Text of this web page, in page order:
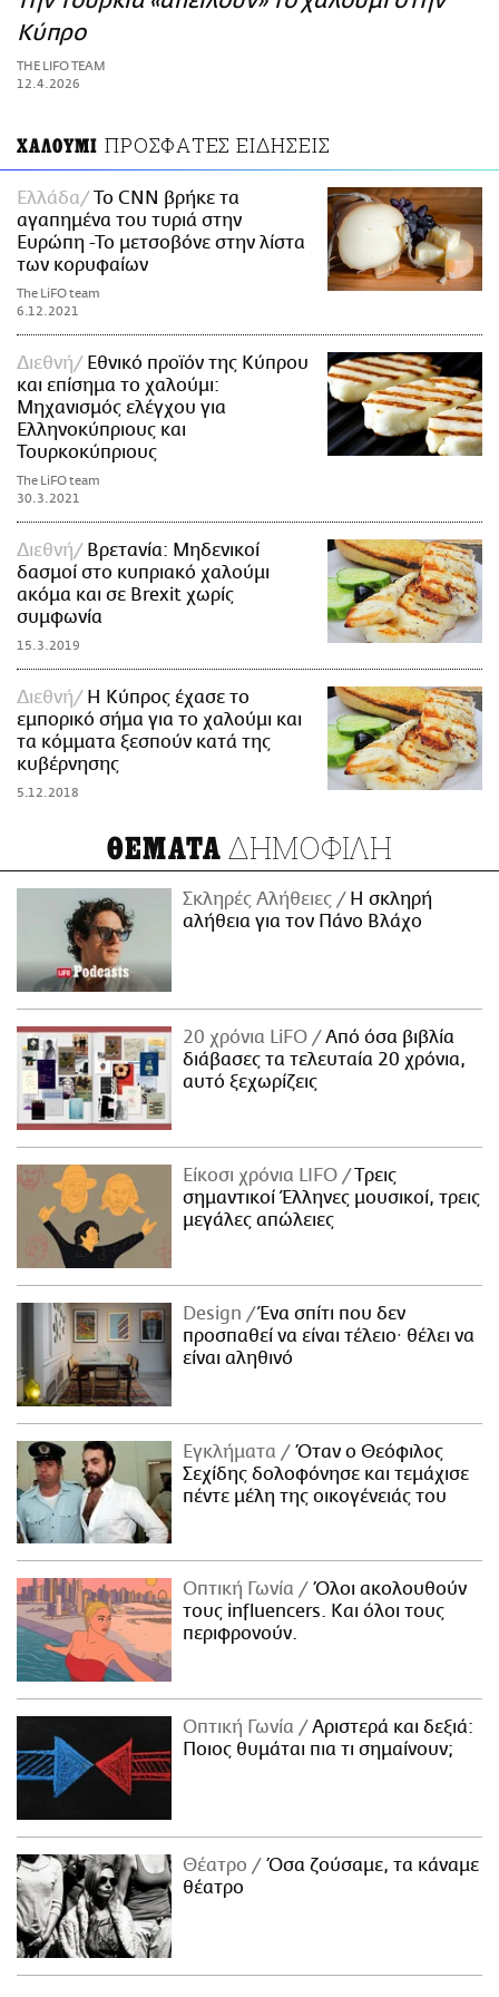
ΑΜΠΑ
PRINT
Κύπρο
THE LIFO TEAM
12.4.2026
ΧΑΛΟΥΜΙ ΠΡΟΣΦΑΤΕΣ ΕΙΔΗΣΕΙΣ
Ελλάδα
Το CNN βρήκε τα
αγαπημένα του τυριά στην
Ευρώπη -Το μετσοβόνε στην λίστα
των κορυφαίων
The LiFO team
6.12.2021
Διεθνή
Εθνικό προϊόν της Κύπρου
και επίσημα το χαλούμι:
Μηχανισμός ελέγχου για
Ελληνοκύπριους και
Τουρκοκύπριους
The LiFO team
30.3.2021
Διεθνή
Βρετανία: Μηδενικοί
δασμοί στο κυπριακό χαλούμι
ακόμα και σε Brexit χωρίς
συμφωνία
15.3.2019
Διεθνή
Η Κύπρος έχασε το
εμπορικό σήμα για το χαλούμι και
τα κόμματα ξεσπούν κατά της
κυβέρνησης
5.12.2018
ΘΕΜΑΤΑ ΔΗΜΟΦΙΛΗ
Σκληρές Αλήθειες
H σκληρή
αλήθεια για τον Πάνο Βλάχο
20 χρόνια LiFO
Από όσα βιβλία
διάβασες τα τελευταία 20 χρόνια,
αυτό ξεχωρίζεις
Είκοσι χρόνια LIFO
Tρεις
σημαντικοί Έλληνες μουσικοί, τρεις
μεγάλες απώλειες
Design
Ένα σπίτι που δεν
προσπαθεί να είναι τέλειο· θέλει να
είναι αληθινό
Εγκλήματα
Όταν ο Θεόφιλος
Σεχίδης δολοφόνησε και τεμάχισε
πέντε μέλη της οικογένειάς του
Οπτική Γωνία
Όλοι ακολουθούν
τους influencers. Και όλοι τους
περιφρονούν.
Οπτική Γωνία
Αριστερά και δεξιά:
Ποιος θυμάται πια τι σημαίνουν;
Θέατρο
Όσα ζούσαμε, τα κάναμε
θέατρο